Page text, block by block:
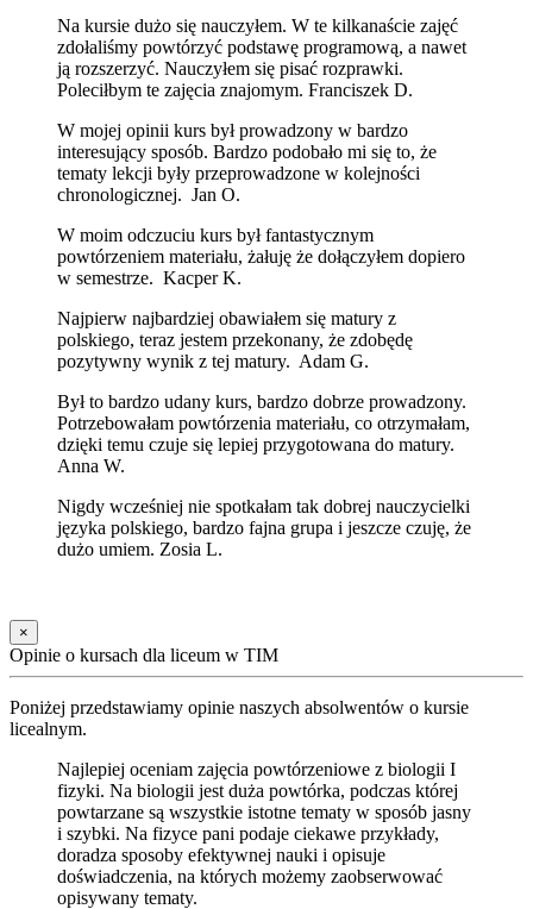
Na kursie dużo się nauczyłem. W te kilkanaście zajęć
zdołaliśmy powtórzyć podstawę programową, a nawet
ją rozszerzyć. Nauczyłem się pisać rozprawki.
Poleciłbym te zajęcia znajomym. Franciszek D.
W mojej opinii kurs był prowadzony w bardzo
interesujący sposób. Bardzo podobało mi się to, że
tematy lekcji były przeprowadzone w kolejności
chronologicznej. Jan O.
W moim odczuciu kurs był fantastycznym
powtórzeniem materiału, żałuję że dołączyłem dopiero
w semestrze. Kacper K.
Najpierw najbardziej obawiałem się matury z
polskiego, teraz jestem przekonany, że zdobędę
pozytywny wynik z tej matury. Adam G.
Był to bardzo udany kurs, bardzo dobrze prowadzony.
Potrzebowałam powtórzenia materiału, co otrzymałam,
dzięki temu czuje się lepiej przygotowana do matury.
Anna W.
Nigdy wcześniej nie spotkałam tak dobrej nauczycielki
języka polskiego, bardzo fajna grupa i jeszcze czuję, że
dużo umiem. Zosia L.
×
Opinie o kursach dla liceum w TIM
Poniżej przedstawiamy opinie naszych absolwentów o kursie
licealnym.
Najlepiej oceniam zajęcia powtórzeniowe z biologii I
fizyki. Na biologii jest duża powtórka, podczas której
powtarzane są wszystkie istotne tematy w sposób jasny
i szybki. Na fizyce pani podaje ciekawe przykłady,
doradza sposoby efektywnej nauki i opisuje
doświadczenia, na których możemy zaobserwować
opisywany tematy.